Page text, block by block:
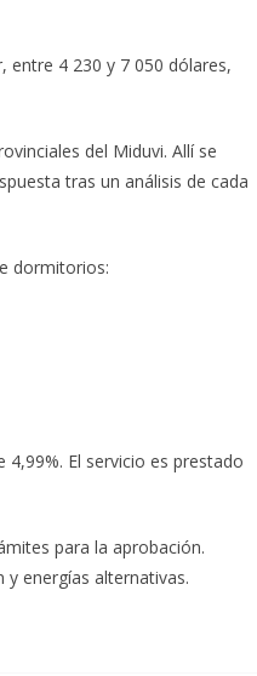
entre 4 230 y 7 050 dólares,
del Miduvi. Allí se
tras un análisis de cada
dormitorios:
El servicio es prestado
para la aprobación.
energías alternativas.